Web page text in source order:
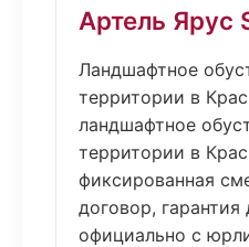
Артель Ярус
Ландшафтное
территории в
ландшафтное
территории в
фиксированная
договор,
официально с